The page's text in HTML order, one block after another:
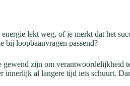
lekt weg, of je merkt dat het
bij loopbaanvragen passend?
zijn om
al langere tijd iets schuurt.